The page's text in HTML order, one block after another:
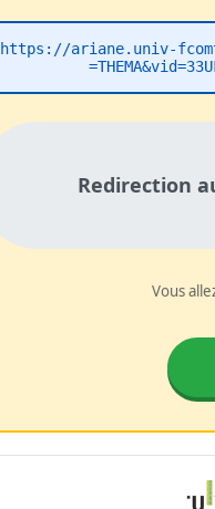
https://ariane.univ-
Redirection
Vous